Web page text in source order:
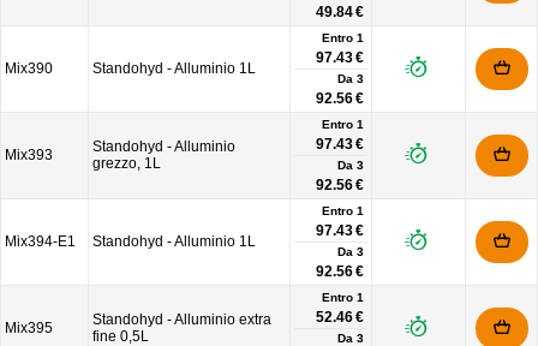
49.84 €
Mix390 Standohyd - Alluminio 1L
Entro 1
97.43 €
Da 3
92.56 €
Mix393
Standohyd - Alluminio
grezzo, 1L
Entro 1
97.43 €
Da 3
92.56 €
Mix394-E1 Standohyd - Alluminio 1L
Entro 1
97.43 €
Da 3
92.56 €
Mix395
Standohyd - Alluminio extra
fine 0,5L
Entro 1
52.46 €
Da 3